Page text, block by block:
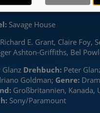
114 min.
Savage House
Richard E. Grant, Claire Foy,
Ashton-Griffiths, Bel
Glanz Drehbuch: Peter
Goldman; Genre:
Großbritannien, Kanada,
Sony/Paramount